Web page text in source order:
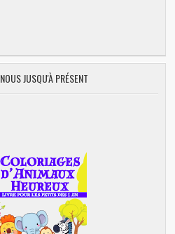
JUSQU'À PRÉSENT